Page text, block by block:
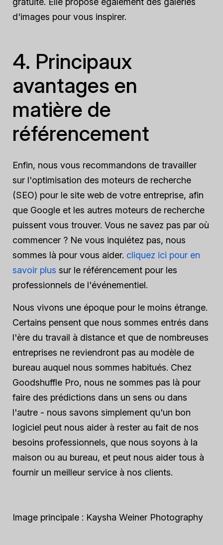
d'images pour vous inspirer.
4. Principaux
avantages en
matière de
référencement
Enfin, nous vous recommandons de travailler
sur l'optimisation des moteurs de recherche
(SEO) pour le site web de votre entreprise, afin
que Google et les autres moteurs de recherche
puissent vous trouver. Vous ne savez pas par où
commencer ? Ne vous inquiétez pas, nous
sommes là pour vous aider. cliquez ici pour en
savoir plus sur le référencement pour les
professionnels de l'événementiel.
Nous vivons une époque pour le moins étrange.
Certains pensent que nous sommes entrés dans
l'ère du travail à distance et que de nombreuses
entreprises ne reviendront pas au modèle de
bureau auquel nous sommes habitués. Chez
Goodshuffle Pro, nous ne sommes pas là pour
faire des prédictions dans un sens ou dans
l'autre - nous savons simplement qu'un bon
logiciel peut nous aider à rester au fait de nos
besoins professionnels, que nous soyons à la
maison ou au bureau, et peut nous aider tous à
fournir un meilleur service à nos clients.
Image principale : Kaysha Weiner Photography